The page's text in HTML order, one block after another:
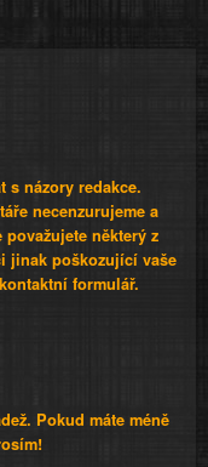
s názory redakce.
necenzurujeme a
některý z
jinak poškozující vaše
formulář.
Pokud máte méně